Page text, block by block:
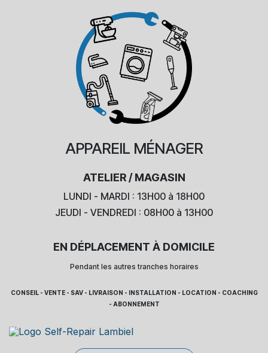
APPAREIL MÉNAGER
ATELIER / MAGASIN
LUNDI - MARDI : 13H00 à 18H00
JEUDI - VENDREDI : 08H00 à 13H00
EN DÉPLACEMENT À DOMICILE
Pendant les autres tranches horaires
CONSEIL - VENTE - SAV - LIVRAISON - INSTALLATION - LOCATION - COACHING
- ABONNEMENT